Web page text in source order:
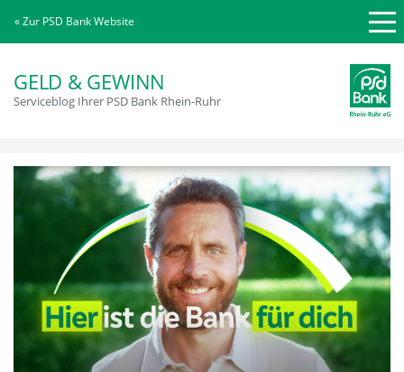
« Zur PSD Bank Website
GELD & GEWINN
Serviceblog Ihrer PSD Bank Rhein-Ruhr